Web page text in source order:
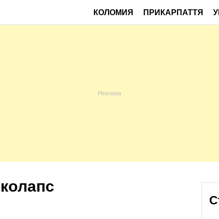
КОЛОМИЯ ПРИКАРПАТТЯ